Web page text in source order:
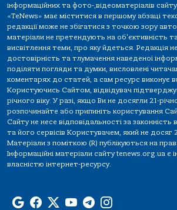
інформаційних та фото-,відеоматеріалів
«TeNews» має міститися в першому абзаці
редакції може не збігатися з точкою зору
матеріали не претендують на об'єктивність та
висвітлення теми, про яку йдеться. Редакція
достовірність та тлумачення наведеної
поділяти погляди та думки, висловлені
коментарях до статей, а сам ресурс виконує
Користуючись Сайтом, відвідувач
річного віку. У разі, якщо Ви не досягли 21-
розпочинайте або припиніть користування
Сайту не несе відповідальності за
та його сервісів Користувачем, який не досяг
Матеріали з поміткою (R) публікуються на
Інформаційні матеріали сайту tenews.org.ua є
власністю інтернет-ресурсу.